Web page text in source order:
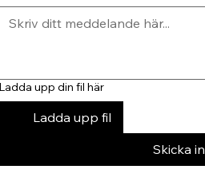
upp din fil här
Ladda upp fil
Skicka in